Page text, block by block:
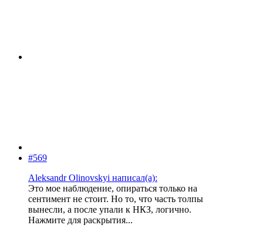
#569
Aleksandr Olinovskyi написал(а):
Это мое наблюдение, опираться только на
сентимент не стоит. Но то, что часть толпы
вынесли, а после упали к НКЗ, логично.
Нажмите для раскрытия...